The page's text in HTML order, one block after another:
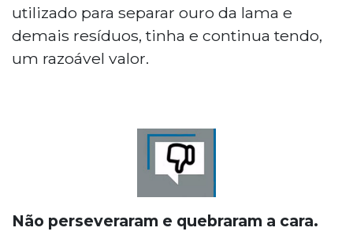
utilizado para separar ouro da lama e
demais resíduos, tinha e continua tendo,
um razoável valor.
Não perseveraram e quebraram a cara.